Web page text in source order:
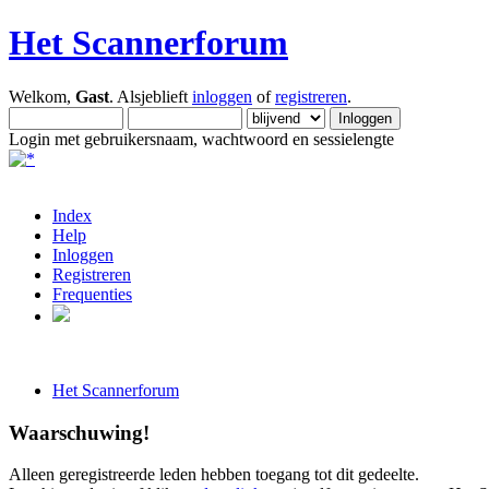
Het Scannerforum
Welkom, Gast. Alsjeblieft inloggen ofregistreren.
Login met gebruikersnaam, wachtwoord en sessielengte
Index
Help
Inloggen
Registreren
Frequenties
Het Scannerforum
Waarschuwing!
Alleen geregistreerde leden hebben toegang tot dit gedeelte.